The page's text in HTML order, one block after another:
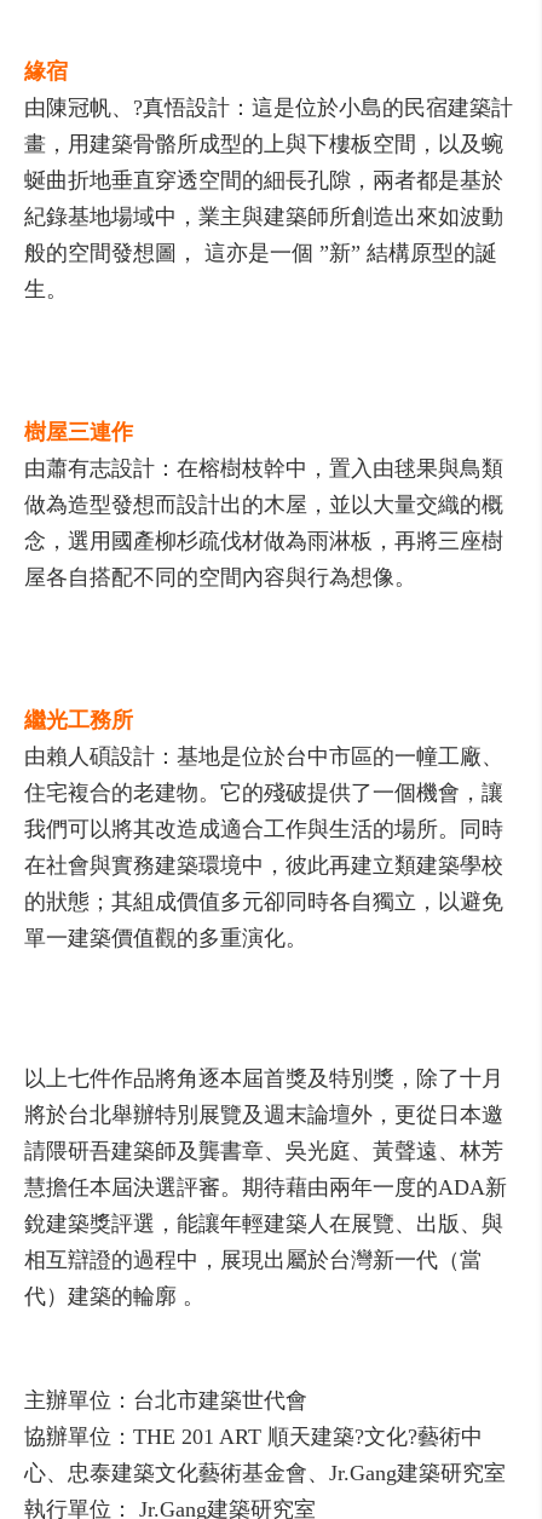
緣宿
由陳冠帆、?真悟設計：這是位於小島的民宿建築計
畫，用建築骨骼所成型的上與下樓板空間，以及蜿
蜒曲折地垂直穿透空間的細長孔隙，兩者都是基於
紀錄基地場域中，業主與建築師所創造出來如波動
般的空間發想圖， 這亦是一個 ”新” 結構原型的誕
生。
樹屋三連作
由蕭有志設計：在榕樹枝幹中，置入由毬果與鳥類
做為造型發想而設計出的木屋，並以大量交織的概
念，選用國產柳杉疏伐材做為雨淋板，再將三座樹
屋各自搭配不同的空間內容與行為想像。
繼光工務所
由賴人碩設計：基地是位於台中市區的一幢工廠、
住宅複合的老建物。它的殘破提供了一個機會，讓
我們可以將其改造成適合工作與生活的場所。同時
在社會與實務建築環境中，彼此再建立類建築學校
的狀態；其組成價值多元卻同時各自獨立，以避免
單一建築價值觀的多重演化。
以上七件作品將角逐本屆首獎及特別獎，除了十月
將於台北舉辦特別展覽及週末論壇外，更從日本邀
請隈研吾建築師及龔書章、吳光庭、黃聲遠、林芳
慧擔任本屆決選評審。期待藉由兩年一度的ADA新
銳建築獎評選，能讓年輕建築人在展覽、出版、與
相互辯證的過程中，展現出屬於台灣新一代（當
代）建築的輪廓 。
主辦單位：台北市建築世代會
協辦單位：THE 201 ART 順天建築?文化?藝術中
心、忠泰建築文化藝術基金會、Jr.Gang建築研究室
執行單位： Jr.Gang建築研究室